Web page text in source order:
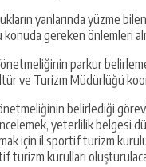
yanlarında yüzme
gereken önlemleri
parkur
ve Turizm Müdürlüğü
belirlediği
yeterlilik belgesi
için il sportif turizm
turizm kurulları